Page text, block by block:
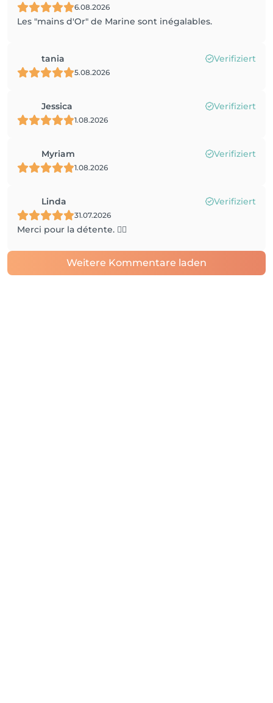
6.08.2026
Les "mains d'Or" de Marine sont inégalables.
tania Verifiziert
5.08.2026
Jessica Verifiziert
1.08.2026
Myriam Verifiziert
1.08.2026
Linda Verifiziert
31.07.2026
Merci pour la détente. 👍🏼
Weitere Kommentare laden